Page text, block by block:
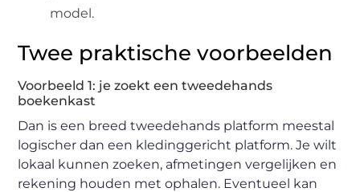
model.
Twee praktische voorbeelden
Voorbeeld 1: je zoekt een tweedehands
boekenkast
Dan is een breed tweedehands platform meestal
logischer dan een kledinggericht platform. Je wilt
lokaal kunnen zoeken, afmetingen vergelijken en
rekening houden met ophalen. Eventueel kan